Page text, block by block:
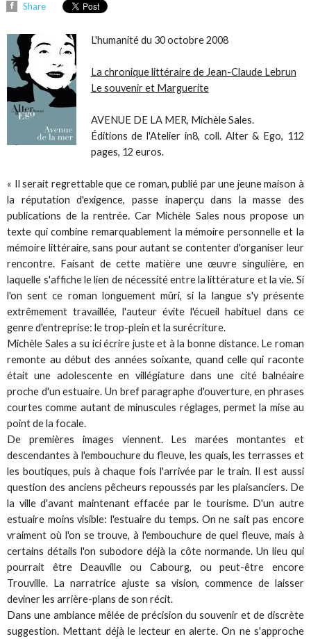
Share
L'humanité du 30 octobre 2008
La chronique littéraire de Jean-Claude Lebrun
Le souvenir et Marguerite
AVENUE DE LA MER, Michèle Sales.
Éditions de l'Atelier in8, coll. Alter & Ego, 112
pages, 12 euros.
« Il serait regrettable que ce roman, publié par une jeune maison à
la réputation d'exigence, passe inaperçu dans la masse des
publications de la rentrée. Car Michèle Sales nous propose un
texte qui combine remarquablement la mémoire personnelle et la
mémoire littéraire, sans pour autant se contenter d'organiser leur
rencontre. Faisant de cette matière une œuvre singulière, en
laquelle s'affiche le lien de nécessité entre la littérature et la vie. Si
l'on sent ce roman longuement mûri, si la langue s'y présente
extrêmement travaillée, l'auteur évite l'écueil habituel dans ce
genre d'entreprise: le trop-plein et la surécriture.
Michèle Sales a su ici écrire juste et à la bonne distance. Le roman
remonte au début des années soixante, quand celle qui raconte
était une adolescente en villégiature dans une cité balnéaire
proche d'un estuaire. Un bref paragraphe d'ouverture, en phrases
courtes comme autant de minuscules réglages, permet la mise au
point de la focale.
De premières images viennent. Les marées montantes et
descendantes à l'embouchure du fleuve, les quais, les terrasses et
les boutiques, puis à chaque fois l'arrivée par le train. Il est aussi
question des anciens pêcheurs repoussés par les plaisanciers. De
la ville d'avant maintenant effacée par le tourisme. D'un autre
estuaire moins visible: l'estuaire du temps. On ne sait pas encore
vraiment où l'on se trouve, à l'embouchure de quel fleuve, mais à
certains détails l'on subodore déjà la côte normande. Un lieu qui
pourrait être Deauville ou Cabourg, ou peut-être encore
Trouville. La narratrice ajuste sa vision, commence de laisser
deviner les arrière-plans de son récit.
Dans une ambiance mêlée de précision du souvenir et de discrète
suggestion. Mettant déjà le lecteur en alerte. On ne s'approche